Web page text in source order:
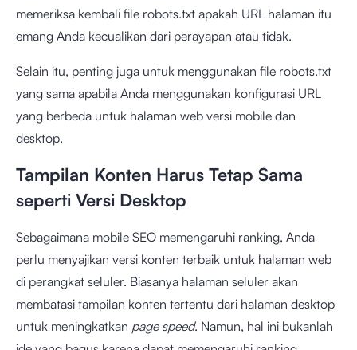
memeriksa kembali file robots.txt apakah URL halaman itu
emang Anda kecualikan dari perayapan atau tidak.
Selain itu, penting juga untuk menggunakan file robots.txt
yang sama apabila Anda menggunakan konfigurasi URL
yang berbeda untuk halaman web versi mobile dan
desktop.
Tampilan Konten Harus Tetap Sama
seperti Versi Desktop
Sebagaimana mobile SEO memengaruhi ranking, Anda
perlu menyajikan versi konten terbaik untuk halaman web
di perangkat seluler. Biasanya halaman seluler akan
membatasi tampilan konten tertentu dari halaman desktop
untuk meningkatkan page speed. Namun, hal ini bukanlah